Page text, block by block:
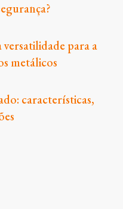
para a
metálicos
características,